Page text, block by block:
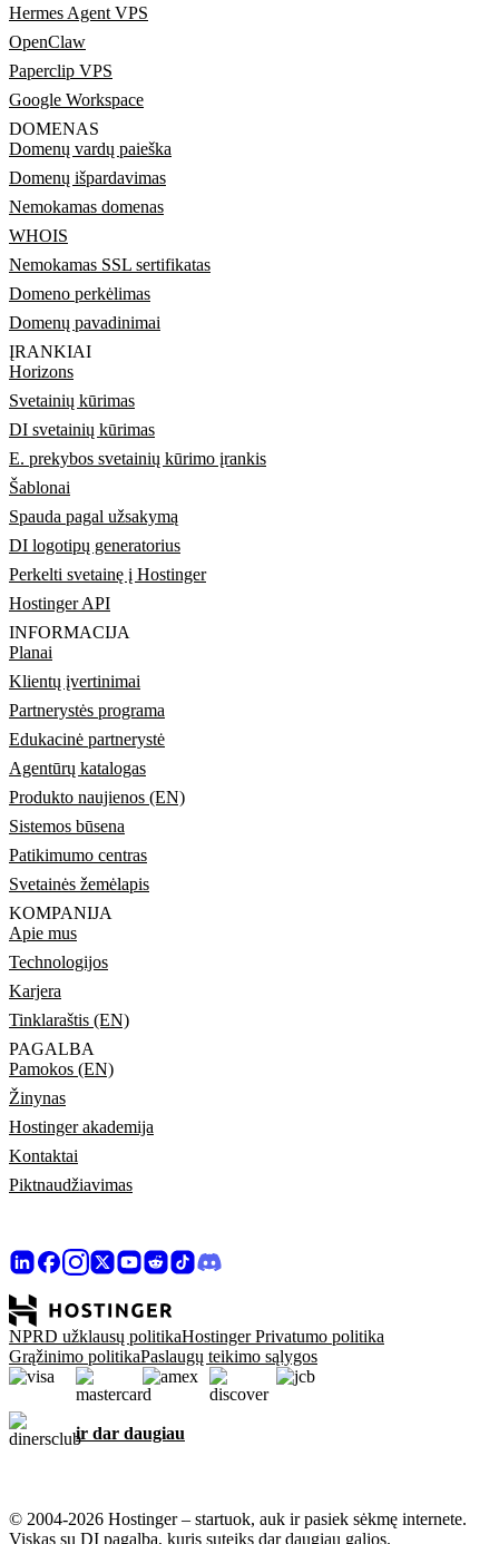
Hermes Agent VPS
OpenClaw
Paperclip VPS
Google Workspace
DOMENAS
Domenų vardų paieška
Domenų išpardavimas
Nemokamas domenas
WHOIS
Nemokamas SSL sertifikatas
Domeno perkėlimas
Domenų pavadinimai
ĮRANKIAI
Horizons
Svetainių kūrimas
DI svetainių kūrimas
E. prekybos svetainių kūrimo įrankis
Šablonai
Spauda pagal užsakymą
DI logotipų generatorius
Perkelti svetainę į Hostinger
Hostinger API
INFORMACIJA
Planai
Klientų įvertinimai
Partnerystės programa
Edukacinė partnerystė
Agentūrų katalogas
Produkto naujienos (EN)
Sistemos būsena
Patikimumo centras
Svetainės žemėlapis
KOMPANIJA
Apie mus
Technologijos
Karjera
Tinklaraštis (EN)
PAGALBA
Pamokos (EN)
Žinynas
Hostinger akademija
Kontaktai
Piktnaudžiavimas
NPRD užklausų politikaHostinger Privatumo politika
Grąžinimo politikaPaslaugų teikimo sąlygos
ir dar daugiau
© 2004-2026 Hostinger – startuok, auk ir pasiek sėkmę internete.
Viskas su DI pagalba, kuris suteiks dar daugiau galios.